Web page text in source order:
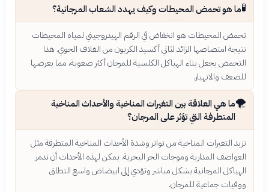
🧪ما هو تحمض المحيطات وكيف يهدد الشعاب المرجانية؟
تحمض المحيطات هو انخفاض في الرقم الهيدروجيني لمياه المحيطات
نتيجة امتصاصها الزائد لثاني أكسيد الكربون من الغلاف الجوي. هذا
التحمض يجعل بناء الهياكل الكلسية للمرجان أكثر صعوبة، مما يعرضها
للضعف والانهيار.
🌪️ما هي العلاقة بين التغيرات المناخية والأحداث المناخية
المتطرفة التي تؤثر على المرجان؟
تزيد التغيرات المناخية من تواتر وشدة الأحداث المناخية المتطرفة مثل
العواصف المدارية وموجات الحر البحرية. يمكن لهذه الأحداث أن تدمر
الهياكل المرجانية بشكل مباشر وتؤدي إلى ابيضاض واسع النطاق
ووفيات جماعية للمرجان.